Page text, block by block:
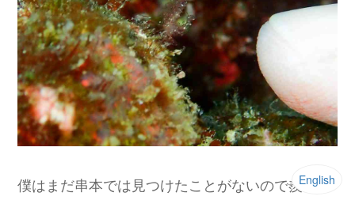
僕はまだ串本では見つけたことがないので羨まし
English